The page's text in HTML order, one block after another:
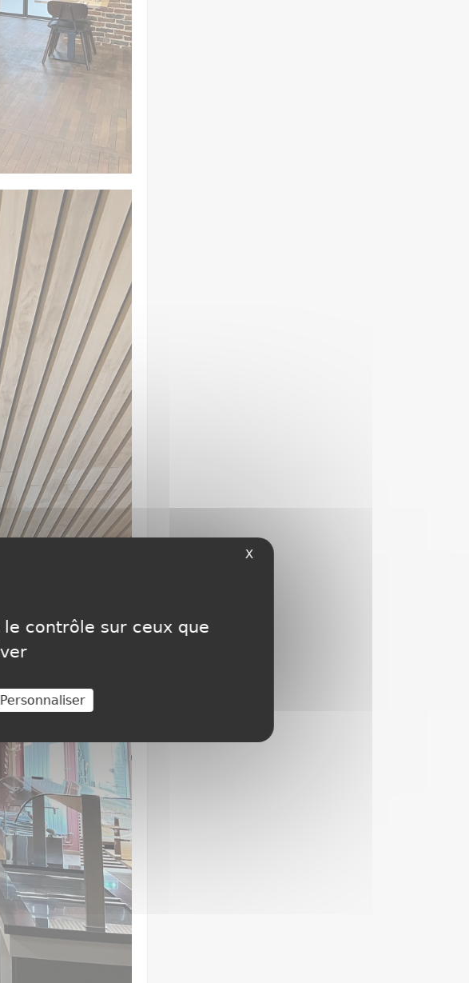
X
contrôle sur ceux que
Personnaliser